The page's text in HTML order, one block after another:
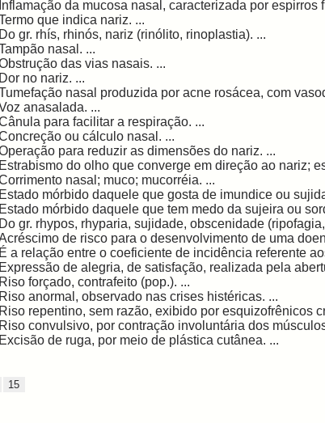
Inflamação da mucosa nasal, caracterizada por espirros
que indica nariz. ...
Do gr. rhís, rhinós, nariz (rinólito, rinoplastia). ...
nasal. ...
das vias nasais. ...
Dor no nariz. ...
nasal produzida por acne rosácea, com
anasalada. ...
para facilitar a respiração. ...
ou cálculo nasal. ...
para reduzir as dimensões do nariz. ...
Estrabismo do olho que converge em direção ao nariz;
nasal; muco; mucorréia. ...
Estado mórbido daquele que gosta de imundice ou
Estado mórbido daquele que tem medo da sujeira ou
Do gr. rhypos, rhyparia, sujidade, obscenidade
de risco para o desenvolvimento de uma
É a relação entre o coeficiente de incidência referente
Expressão de alegria, de satisfação, realizada pela
Riso forçado, contrafeito (pop.). ...
Riso anormal, observado nas crises histéricas. ...
Riso repentino, sem razão, exibido por esquizofrênicos
Riso convulsivo, por contração involuntária dos
Excisão de ruga, por meio de plástica cutânea. ...
15